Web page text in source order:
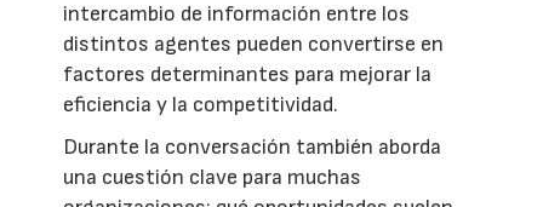
intercambio de información entre los
distintos agentes pueden convertirse en
factores determinantes para mejorar la
eficiencia y la competitividad.
Durante la conversación también aborda
una cuestión clave para muchas